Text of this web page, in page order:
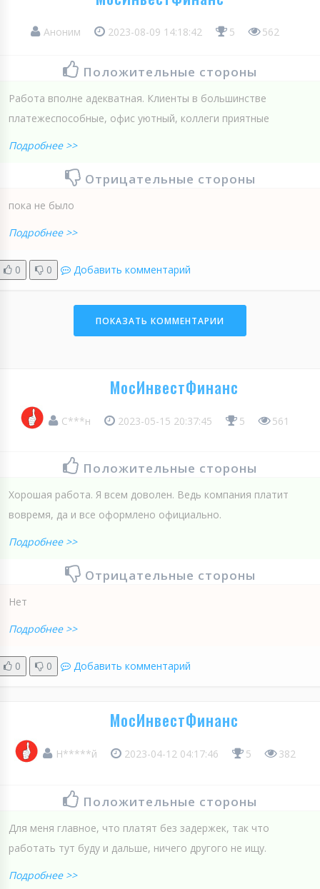
Аноним 2023-08-09 14:18:42 5 562
Положительные стороны
Работа вполне адекватная. Клиенты в большинстве
платежеспособные, офис уютный, коллеги приятные
Подробнее >>
Отрицательные стороны
пока не было
Подробнее >>
0 0 Добавить комментарий
ПОКАЗАТЬ КОММЕНТАРИИ
МосИнвестФинанс
С***н 2023-05-15 20:37:45 5 561
Положительные стороны
Хорошая работа. Я всем доволен. Ведь компания платит
вовремя, да и все оформлено официально.
Подробнее >>
Отрицательные стороны
Нет
Подробнее >>
0 0 Добавить комментарий
МосИнвестФинанс
Н*****й 2023-04-12 04:17:46 5 382
Положительные стороны
Для меня главное, что платят без задержек, так что
работать тут буду и дальше, ничего другого не ищу.
Подробнее >>